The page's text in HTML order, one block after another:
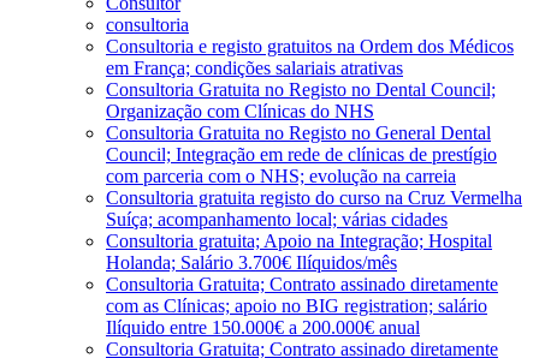
consultoria
Consultoria e registo gratuitos na Ordem dos Médicos
em França; condições salariais atrativas
Consultoria Gratuita no Registo no Dental Council;
Organização com Clínicas do NHS
Consultoria Gratuita no Registo no General Dental
Council; Integração em rede de clínicas de prestígio
com parceria com o NHS; evolução na carreia
Consultoria gratuita registo do curso na Cruz Vermelha
Suíça; acompanhamento local; várias cidades
Consultoria gratuita; Apoio na Integração; Hospital
Holanda; Salário 3.700€ Ilíquidos/mês
Consultoria Gratuita; Contrato assinado diretamente
com as Clínicas; apoio no BIG registration; salário
Ilíquido entre 150.000€ a 200.000€ anual
Consultoria Gratuita; Contrato assinado diretamente